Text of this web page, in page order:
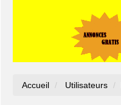
Accueil Utilisateurs